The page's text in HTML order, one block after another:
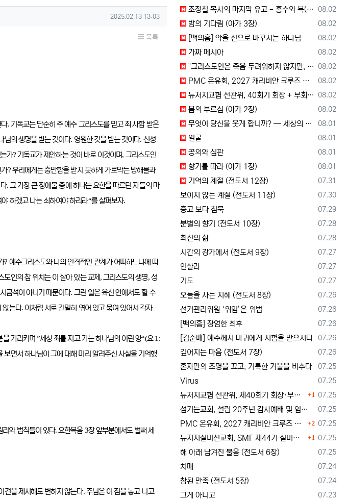
작성일
2025.02.13 13:03
목록
다. 기독교는 단순히 주 예수 그리스도를 믿고 죄 사함 받은
님의 생명을 받는 것이다. 영원한 것을 받는 것이다. 신성
가? 기독교가 제안하는 것이 바로 이것이며, 그리스도인
가?우리에게는 충만함을 받지 못하게 가로막는 방해물과
.그 가장 큰 장애물 중에 하나는 요한을 따르던 자들의 마
하겠고 나는 쇠하여야 하리라“를 살펴보자.
? 예수그리스도와 나의 인격적인 관계가 어떠하느냐에 따
도인의 참 위치는 이 살아 있는 교제 ,그리스도의 생명,성
금석이 아니기 때문이다. 그런 일은 육신 안에서도 할 수
않는다. 이처럼 서로 긴밀히 엮어 있고 묶여 있어서 각자
을 가리키며 ”세상 죄를 지고 가는 하나님의 어린 양“(요1:
면서 하나님이 그에 대해 미리 알려주신 사실을 기억했
리와 법칙들이 있다. 요한복음3장 앞부분에서도 벌써 세
견을 제시해도 변하지 않는다.주님은 이 점을 놓고 니고
등록일
08.02
조정칠 목사의 마지막 유고 - 홍수와 복(福) 자(字)
등록일
08.02
밤의 기다림 (아가 3장)
등록일
08.02
[백의흠] 악을 선으로 바꾸시는 하나님
등록일
08.02
가짜 메시아
등록일
08.02
"그리스도인은 죽음 두려워하지 않지만, 살아 있는 동안 다른 사람의 유익 + 믿음의 진보 위해 살아야"
등록일
08.02
PMC 온유회, 2027 캐리비안 크루즈 전도여행 참가자 모집
등록일
08.02
뉴저지교협 선관위, 40회기 회장 + 부회장 후보 등록 + 추천 절차 공고 --- 8월 28일 등록 마감, 9월 28일 선거
등록일
08.02
봄의 부르심 (아가 2장)
등록일
08.01
무엇이 당신을 웃게 합니까? — 세상의 소리와 거듭난 영혼의 반응
등록일
08.01
얼굴
등록일
08.01
공의와 심판
등록일
08.01
향기를 따라 (아가 1장)
등록일
07.31
기억의 계절 (전도서 12장)
등록일
07.30
보이지 않는 계절 (전도서 11장)
등록일
07.29
충고 보다 침묵
등록일
07.28
분별의 향기 (전도서 10장)
등록일
07.28
최선의 삶
등록일
07.27
시간의 강가에서 (전도서 9장)
등록일
07.27
인샬라
등록일
07.27
기도
등록일
07.26
오늘을 사는 지혜 (전도서 8장)
등록일
07.26
선거관리위원 ‘위임’은 위법
등록일
07.26
[백의흠] 장엄한 최후
등록일
07.26
[김순배] 예수께서 마귀에게 시험을 받으시다
등록일
07.26
깊어지는 마음 (전도서 7장)
등록일
07.25
혼자만의 조명을 끄고, 거룩한 거울을 비추다
등록일
07.25
Virus
등록일
07.25
뉴저지교협 선관위, 제40회기 회장·부회장 등록 및 추천 절차 공고… 선관위 구성 적정성 논란도 제기
댓글
1
등록일
07.25
섬기는교회, 설립 20주년 감사예배 및 임직식 --- "이제 더 힘차게 창공을 날자"
등록일
07.25
PMC 온유회, 2027 캐리비안 크루즈 전도여행 참가자 모집
댓글
2
등록일
07.25
뉴저지실버선교회, SMF 제44기 실버미션스쿨 수강생 모집
댓글
1
등록일
07.25
해 아래 남겨진 물음 (전도서 6장)
등록일
07.24
치매
등록일
07.24
참된 만족 (전도서 5장)
등록일
07.23
그게 아니고